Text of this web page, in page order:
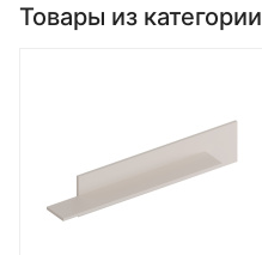
Товары из категории